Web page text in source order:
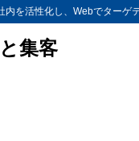
を活性化し、Webでターゲ
集客